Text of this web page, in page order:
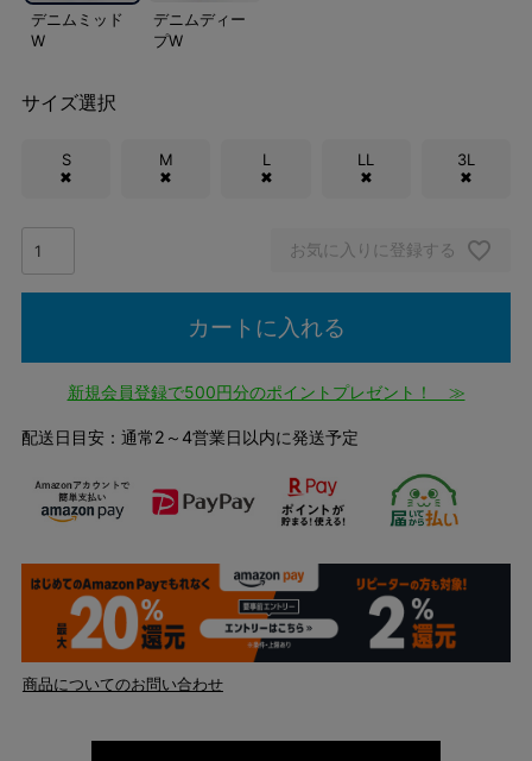
デニムミッド
W
デニムディー
プW
サイズ選択
S
✖
M
✖
L
✖
LL
✖
3L
✖
お気に入りに登録する
カートに入れる
新規会員登録で500円分のポイントプレゼント！ ≫
配送日目安：通常2～4営業日以内に発送予定
商品についてのお問い合わせ